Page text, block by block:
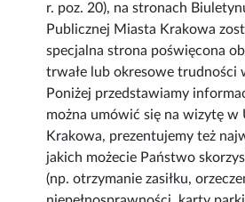
r. poz. 20), na stronach
Publicznej Miasta Krakowa
specjalna strona poświęcona
trwałe lub okresowe trudności
Poniżej przedstawiamy
można umówić się na wizytę w
Krakowa, prezentujemy też
jakich możecie Państwo
(np. otrzymanie zasiłku,